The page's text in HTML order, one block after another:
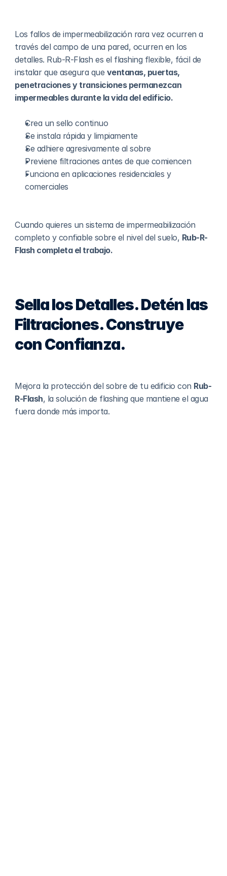
Los fallos de impermeabilización rara vez ocurren a
través del campo de una pared, ocurren en los
detalles. Rub-R-Flash es el flashing flexible, fácil de
instalar que asegura que ventanas, puertas,
penetraciones y transiciones permanezcan
impermeables durante la vida del edificio.
Crea un sello continuo
Se instala rápida y limpiamente
Se adhiere agresivamente al sobre
Previene filtraciones antes de que comiencen
Funciona en aplicaciones residenciales y
comerciales
Cuando quieres un sistema de impermeabilización
completo y confiable sobre el nivel del suelo, Rub-R-
Flash completa el trabajo.
Sella los Detalles. Detén las
Filtraciones. Construye
con Confianza.
Mejora la protección del sobre de tu edificio con Rub-
R-Flash, la solución de flashing que mantiene el agua
fuera donde más importa.